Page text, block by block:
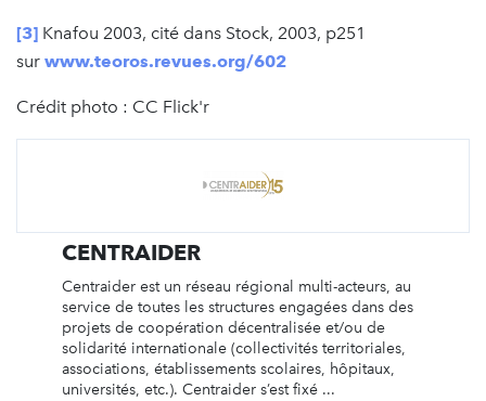
[3] Knafou 2003, cité dans Stock, 2003, p251
sur www.teoros.revues.org/602
Crédit photo : CC Flick'r
CENTRAIDER
Centraider est un réseau régional multi-acteurs, au
service de toutes les structures engagées dans des
projets de coopération décentralisée et/ou de
solidarité internationale (collectivités territoriales,
associations, établissements scolaires, hôpitaux,
universités, etc.). Centraider s’est fixé ...